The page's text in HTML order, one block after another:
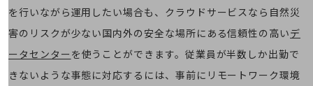
電子公告
採用情報
採用情報TOP
を行いながら運用したい場合も、クラウドサービスなら自然災
害のリスクが少ない国内外の安全な場所にある信頼性の高いデ
ータセンター を使うことができます。従業員が半数しか出勤で
きないような事態に対応するには、事前にリモートワーク環境